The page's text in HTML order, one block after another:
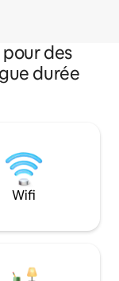
des
durée
Wifi